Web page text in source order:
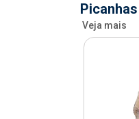
Veja mais